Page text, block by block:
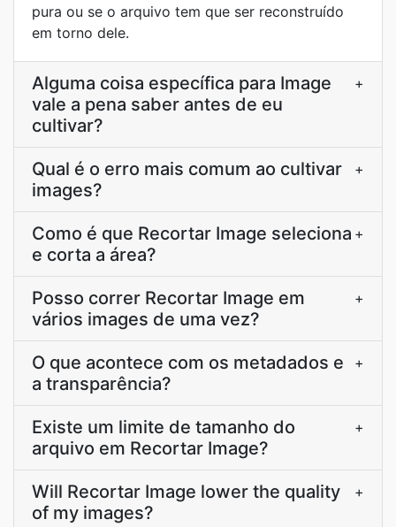
pura ou se o arquivo tem que ser reconstruído
em torno dele.
Alguma coisa específica para Image
vale a pena saber antes de eu
cultivar?
+
Qual é o erro mais comum ao cultivar
images?
+
Como é que Recortar Image seleciona
e corta a área?
+
Posso correr Recortar Image em
vários images de uma vez?
+
O que acontece com os metadados e
a transparência?
+
Existe um limite de tamanho do
arquivo em Recortar Image?
+
Will Recortar Image lower the quality
of my images?
+